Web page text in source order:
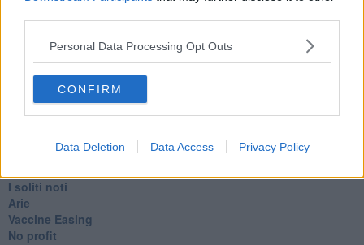
Personal Data Processing Opt Outs
CONFIRM
Data Deletion Data Access Privacy Policy
Luana
​Ci vuole Fedez
​Cronaca di un vaccino annunciato
​Liberazione
Esternazioni
Vaxzevria
Nazionali
​Ricorrenze e celebrazioni
​I soliti noti
Arie
​Vaccine Easing
No profit